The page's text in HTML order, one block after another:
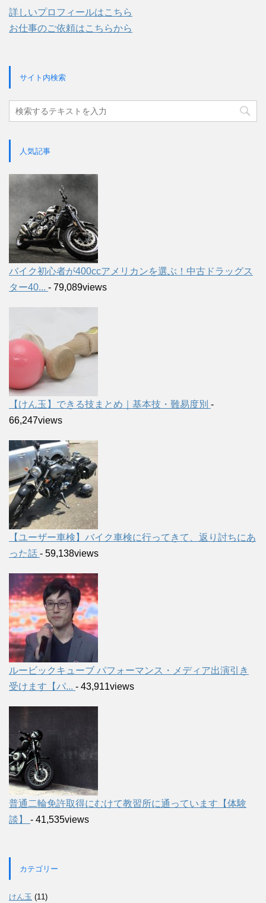
詳しいプロフィールはこちら
お仕事のご依頼はこちらから
サイト内検索
人気記事
バイク初心者が400ccアメリカンを選ぶ！中古ドラッグス
ター40... - 79,089views
【けん玉】できる技まとめ｜基本技・難易度別 -
66,247views
【ユーザー車検】バイク車検に行ってきて、返り討ちにあ
った話 - 59,138views
ルービックキューブ パフォーマンス・メディア出演引き
受けます【パ... - 43,911views
普通二輪免許取得にむけて教習所に通っています【体験
談】 - 41,535views
カテゴリー
けん玉 (11)